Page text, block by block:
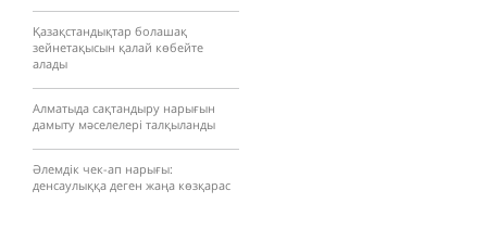
Қазақстандықтар болашақ
зейнетақысын қалай көбейте
алады
Алматыда сақтандыру нарығын
дамыту мәселелері талқыланды
Әлемдік чек-ап нарығы:
денсаулыққа деген жаңа көзқарас